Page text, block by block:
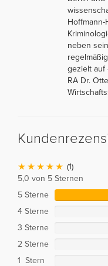
neben
gezielt auf
RA Dr.
(1)
5,0 von 5 Sternen
5 Sterne
4 Sterne
3 Sterne
2 Sterne
1 Stern